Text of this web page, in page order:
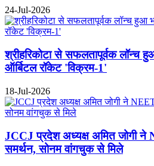
24-Jul-2026
श्रीहरिकोटा से सफलतापूर्वक लॉन्च
ऑर्बिटल रॉकेट 'विक्रम-1'
18-Jul-2026
JCCJ प्रदेश अध्यक्ष अमित जोगी ने
समर्थन, सोनम वांगचुक से मिले